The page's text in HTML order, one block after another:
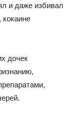
и даже избивал
кокаине
дочек